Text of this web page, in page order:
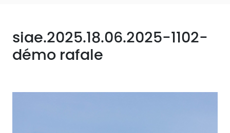
siae.2025.18.06.2025-1102-
démo rafale